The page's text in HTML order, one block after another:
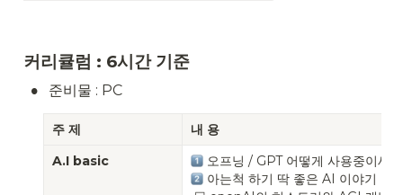
커리큘럼 : 6시간 기준
• 준비물 : PC
주 제
내 용
A.I basic
아는척 하기 딱 좋은 AI 이야기